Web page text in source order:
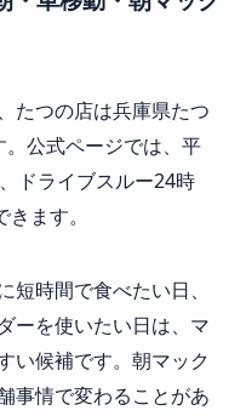
たつの店は兵庫県たつ
公式ページでは、平
ドライブスルー24時
ます。
時間で食べたい日、
ーを使いたい日は、マ
い候補です。朝マック
事情で変わることがあ